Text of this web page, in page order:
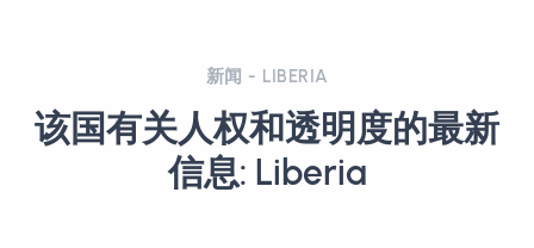
新闻 - LIBERIA
该国有关人权和透明度的最新
信息: Liberia